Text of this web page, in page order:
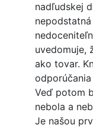
nadľudskej
uvedomuje,
ako tovar.
Veď potom
nebola a
Je našou